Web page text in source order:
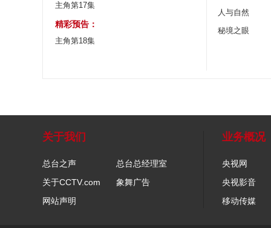
主角第17集
精彩预告：
主角第18集
人与自然
秘境之眼
关于我们
总台之声
总台总经理室
关于CCTV.com
象舞广告
网站声明
业务概况
央视网
央视影音
移动传媒